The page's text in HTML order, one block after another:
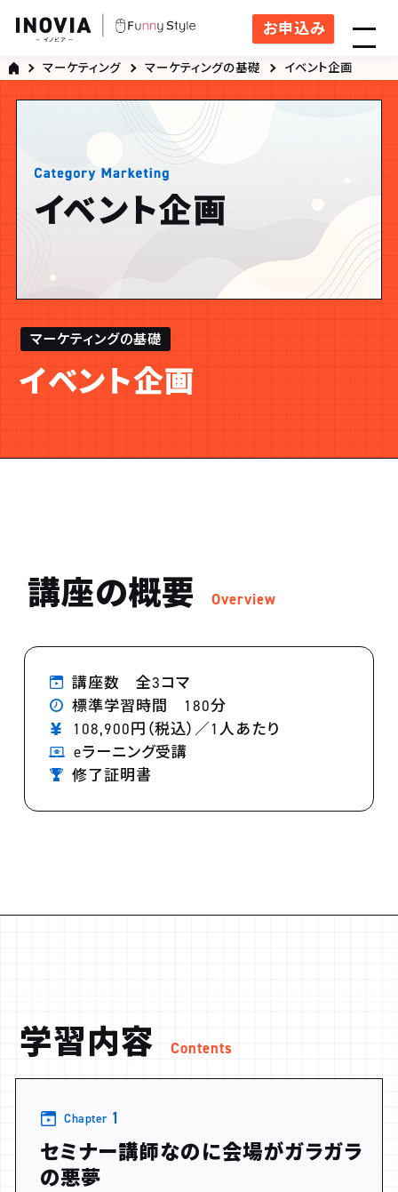
お申込み
マーケティング マーケティングの基礎 イベント企画
マーケティングの基礎
イベント企画
講座の概要 Overview
講座数 全3コマ
標準学習時間 180分
108,900円（税込）／1人あたり
eラーニング受講
修了証明書
学習内容 Contents
Chapter 1
セミナー講師なのに会場がガラガラ
の悪夢